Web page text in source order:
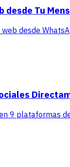
desde Tu
desde
9 plataformas